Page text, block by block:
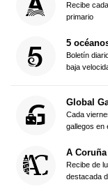
Recibe
primario
5
Boletín
baja
Global
Cada
gallegos en
A Coruña
Recibe de
destacada